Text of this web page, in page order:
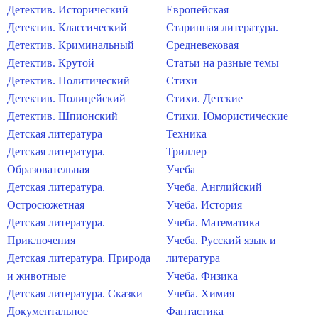
Детектив. Исторический
Детектив. Классический
Детектив. Криминальный
Детектив. Крутой
Детектив. Политический
Детектив. Полицейский
Детектив. Шпионский
Детская литература
Детская литература.
Образовательная
Детская литература.
Остросюжетная
Детская литература.
Приключения
Детская литература. Природа
и животные
Детская литература. Сказки
Документальное
Европейская
Старинная литература.
Средневековая
Статьи на разные темы
Стихи
Стихи. Детские
Стихи. Юмористические
Техника
Триллер
Учеба
Учеба. Английский
Учеба. История
Учеба. Математика
Учеба. Русский язык и
литература
Учеба. Физика
Учеба. Химия
Фантастика